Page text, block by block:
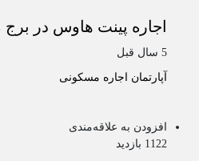
اجاره پینت هاوس در
5 سال قبل
آپارتمان اجاره مسکونی
افزودن به علاقه‌مندی
1122 بازدید